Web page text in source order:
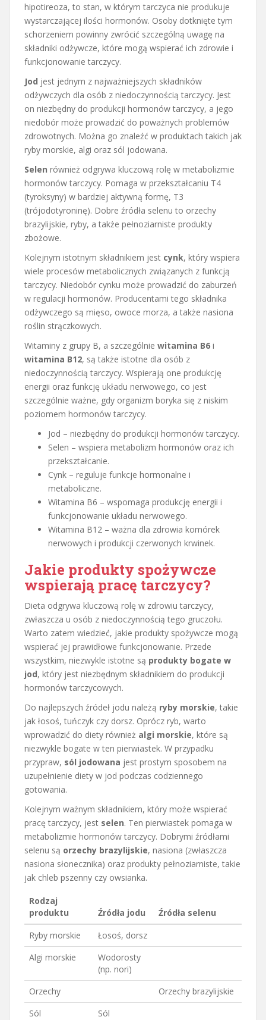
hipotireoza, to stan, w którym tarczyca nie produkuje
wystarczającej ilości hormonów. Osoby dotknięte tym
schorzeniem powinny zwrócić szczególną uwagę na
składniki odżywcze, które mogą wspierać ich zdrowie i
funkcjonowanie tarczycy.
Jod jest jednym z najważniejszych składników
odżywczych dla osób z niedoczynnością tarczycy. Jest
on niezbędny do produkcji hormonów tarczycy, a jego
niedobór może prowadzić do poważnych problemów
zdrowotnych. Można go znaleźć w produktach takich jak
ryby morskie, algi oraz sól jodowana.
Selen również odgrywa kluczową rolę w metabolizmie
hormonów tarczycy. Pomaga w przekształcaniu T4
(tyroksyny) w bardziej aktywną formę, T3
(trójodotyroninę). Dobre źródła selenu to orzechy
brazylijskie, ryby, a także pełnoziarniste produkty
zbożowe.
Kolejnym istotnym składnikiem jest cynk, który wspiera
wiele procesów metabolicznych związanych z funkcją
tarczycy. Niedobór cynku może prowadzić do zaburzeń
w regulacji hormonów. Producentami tego składnika
odżywczego są mięso, owoce morza, a także nasiona
roślin strączkowych.
Witaminy z grupy B, a szczególnie witamina B6 i
witamina B12, są także istotne dla osób z
niedoczynnością tarczycy. Wspierają one produkcję
energii oraz funkcję układu nerwowego, co jest
szczególnie ważne, gdy organizm boryka się z niskim
poziomem hormonów tarczycy.
Jod – niezbędny do produkcji hormonów tarczycy.
Selen – wspiera metabolizm hormonów oraz ich
przekształcanie.
Cynk – reguluje funkcje hormonalne i
metaboliczne.
Witamina B6 – wspomaga produkcję energii i
funkcjonowanie układu nerwowego.
Witamina B12 – ważna dla zdrowia komórek
nerwowych i produkcji czerwonych krwinek.
Jakie produkty spożywcze
wspierają pracę tarczycy?
Dieta odgrywa kluczową rolę w zdrowiu tarczycy,
zwłaszcza u osób z niedoczynnością tego gruczołu.
Warto zatem wiedzieć, jakie produkty spożywcze mogą
wspierać jej prawidłowe funkcjonowanie. Przede
wszystkim, niezwykle istotne są produkty bogate w
jod, który jest niezbędnym składnikiem do produkcji
hormonów tarczycowych.
Do najlepszych źródeł jodu należą ryby morskie, takie
jak łosoś, tuńczyk czy dorsz. Oprócz ryb, warto
wprowadzić do diety również algi morskie, które są
niezwykle bogate w ten pierwiastek. W przypadku
przypraw, sól jodowana jest prostym sposobem na
uzupełnienie diety w jod podczas codziennego
gotowania.
Kolejnym ważnym składnikiem, który może wspierać
pracę tarczycy, jest selen. Ten pierwiastek pomaga w
metabolizmie hormonów tarczycy. Dobrymi źródłami
selenu są orzechy brazylijskie, nasiona (zwłaszcza
nasiona słonecznika) oraz produkty pełnoziarniste, takie
jak chleb pszenny czy owsianka.
Rodzaj
produktu
Źródła jodu
Źródła selenu
Ryby morskie
Łosoś, dorsz
Algi morskie
Wodorosty
(np. nori)
Orzechy
Orzechy brazylijskie
Sól
Sól